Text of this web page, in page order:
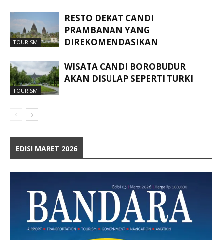
TOURISM
RESTO DEKAT CANDI
PRAMBANAN YANG
DIREKOMENDASIKAN
TOURISM
WISATA CANDI BOROBUDUR
AKAN DISULAP SEPERTI TURKI
EDISI MARET 2026